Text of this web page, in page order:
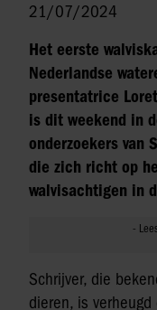
21/07/2024
Het eerste
Nederlandse
presentatrice
is dit weekend in
onderzoekers van
die zich richt op
walvisachtigen in
Schrijver, die
dieren, is